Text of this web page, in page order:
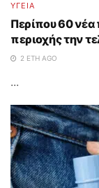
ΥΓΕΙΑ
Περίπου 60 νέα
περιοχής την
2 ΈΤΗ AGO
...